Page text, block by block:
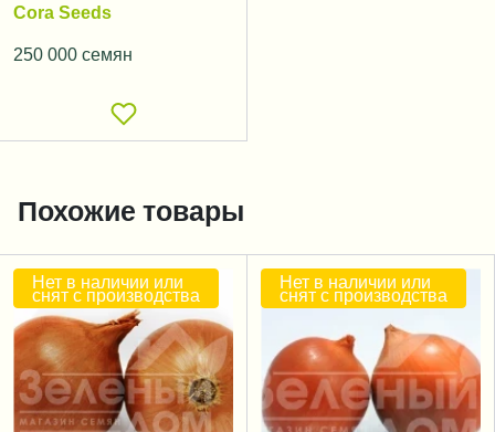
Cora Seeds
250 000 семян
Похожие товары
Нет в наличии или
снят с производства
Нет в наличии или
снят с производства